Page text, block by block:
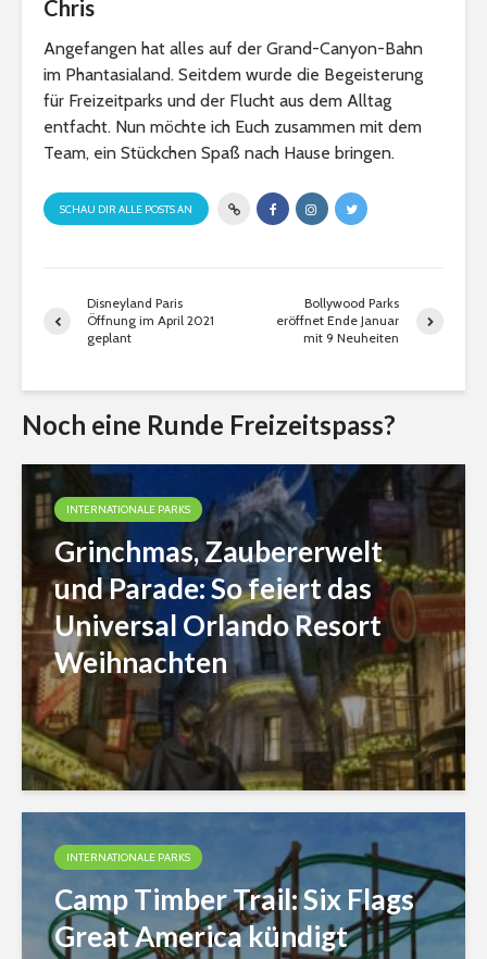
Chris
Angefangen hat alles auf der Grand-Canyon-Bahn
im Phantasialand. Seitdem wurde die Begeisterung
für Freizeitparks und der Flucht aus dem Alltag
entfacht. Nun möchte ich Euch zusammen mit dem
Team, ein Stückchen Spaß nach Hause bringen.
SCHAU DIR ALLE POSTS AN
Disneyland Paris
Öffnung im April 2021
geplant
Bollywood Parks
eröffnet Ende Januar
mit 9 Neuheiten
Noch eine Runde Freizeitspass?
INTERNATIONALE PARKS
Grinchmas, Zaubererwelt
und Parade: So feiert das
Universal Orlando Resort
Weihnachten
INTERNATIONALE PARKS
Camp Timber Trail: Six Flags
Great America kündigt